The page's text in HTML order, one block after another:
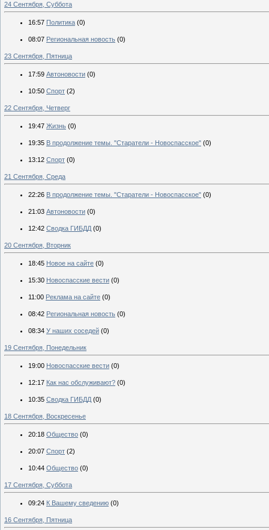
24 Сентября, Суббота
16:57 Политика (0)
08:07 Региональная новость (0)
23 Сентября, Пятница
17:59 Автоновости (0)
10:50 Спорт (2)
22 Сентября, Четверг
19:47 Жизнь (0)
19:35 В продолжение темы. "Старатели - Новоспасское" (0)
13:12 Спорт (0)
21 Сентября, Среда
22:26 В продолжение темы. "Старатели - Новоспасское" (0)
21:03 Автоновости (0)
12:42 Сводка ГИБДД (0)
20 Сентября, Вторник
18:45 Новое на сайте (0)
15:30 Новоспасские вести (0)
11:00 Реклама на сайте (0)
08:42 Региональная новость (0)
08:34 У наших соседей (0)
19 Сентября, Понедельник
19:00 Новоспасские вести (0)
12:17 Как нас обслуживают? (0)
10:35 Сводка ГИБДД (0)
18 Сентября, Воскресенье
20:18 Общество (0)
20:07 Спорт (2)
10:44 Общество (0)
17 Сентября, Суббота
09:24 К Вашему сведению (0)
16 Сентября, Пятница